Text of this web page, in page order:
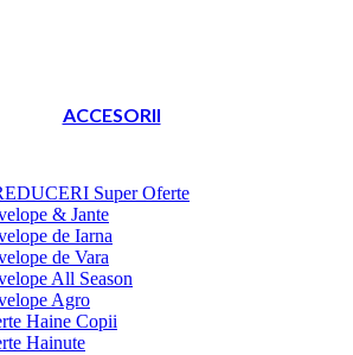
ACCESORII
Super Oferte
& Jante
de Iarna
de Vara
All Season
Agro
Haine Copii
Hainute